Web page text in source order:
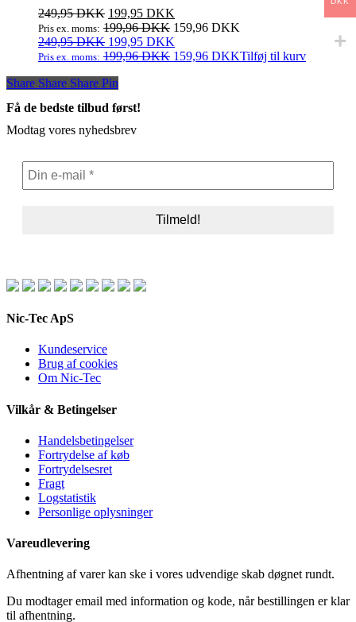
249,95DKK Den
oprindelige
pris
var:
199,95 DKK
aktuelle
er:
Pris ex. moms: 199,96DKK 159,96 DKK
249,95DKK Den
oprindelige
var:
199,95 DKK
aktuelle
Pris ex. moms: 199,96DKK 159,96 DKKTilføj til kurv
Share
Share Share Share Pin
Få de bedste tilbud først!
Modtag vores nyhedsbrev
Nic-Tec ApS
Kundeservice
Brug af cookies
Om Nic-Tec
Vilkår & Betingelser
Handelsbetingelser
Fortrydelse af køb
Fortrydelsesret
Fragt
Logstatistik
Personlige oplysninger
Vareudlevering
Afhentning af varer kan ske i vores udvendige skab døgnet rundt.
Du modtager email med information og kode, når bestillingen er klar
til afhentning.